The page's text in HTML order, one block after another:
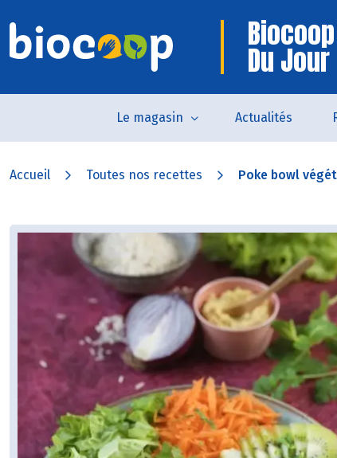
Du Jour
Le magasin Actualités
Accueil Toutes nos recettes Poke bowl